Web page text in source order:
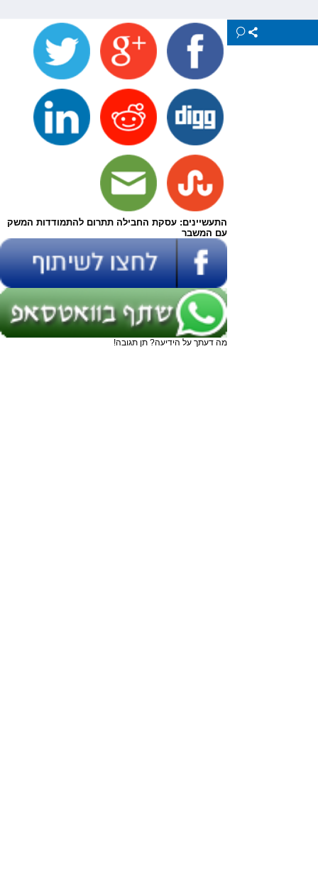
התעשיינים: עסקת החבילה תתרום להתמודדות המשק
עם המשבר
מה דעתך על הידיעה? תן תגובה!